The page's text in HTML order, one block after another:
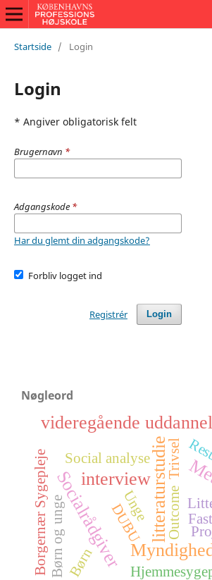
Startside / Login
Login
* Angiver obligatorisk felt
Brugernavn *
Adgangskode *
Har du glemt din adgangskode?
Forbliv logget ind
Login
Registrér
Nøgleord
interviewlitteraturstudie
videregående
Socialrådgiver
Borgernær Sygepleje Outcome
Social analyse
DUBU
Trivsel
Børn og unge Unge
Børn